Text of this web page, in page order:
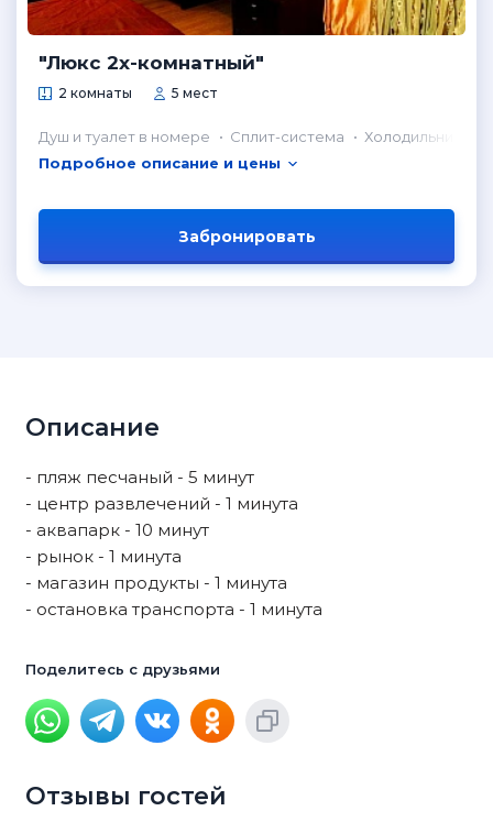
"Люкс 2х-комнатный"
2 комнаты 5 мест
Душ и туалет в номере Сплит-система
Холодильник в
Подробное описание и цены
Забронировать
Описание
- пляж песчаный - 5 минут
- центр развлечений - 1 минута
- аквапарк - 10 минут
- рынок - 1 минута
- магазин продукты - 1 минута
- остановка транспорта - 1 минута
Поделитесь с друзьями
Отзывы гостей